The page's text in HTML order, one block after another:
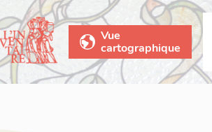
Vue
cartographique